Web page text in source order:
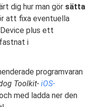
dig hur man gör sätta
att fixa eventuella
plus ett
i
programvaran
Toolkit-iOS-
med ladda ner den